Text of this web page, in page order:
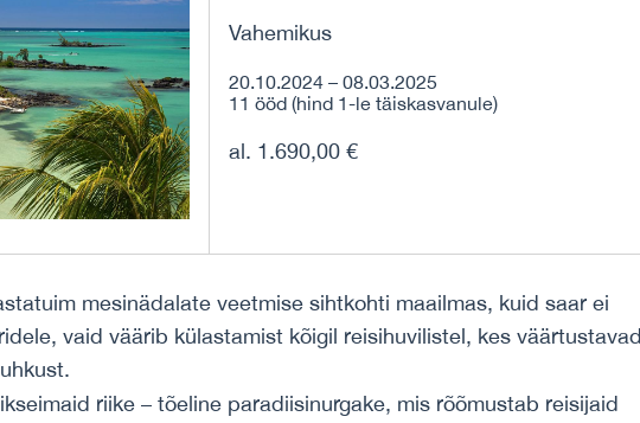
Vahemikus
20.10.2024 – 08.03.2025
11 ööd (hind 1-le täiskasvanule)
al. 1.690,00 €
mesinädalate veetmise sihtkohti maailmas, kuid saar ei
vaid väärib külastamist kõigil reisihuvilistel, kes väärtustavad
riike – tõeline paradiisinurgake, mis rõõmustab reisijaid